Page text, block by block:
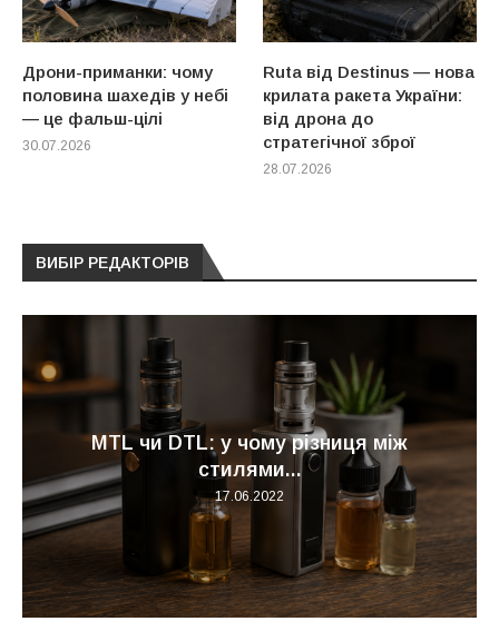
Дрони-приманки: чому
половина шахедів у небі
— це фальш-цілі
30.07.2026
Ruta від Destinus — нова
крилата ракета України:
від дрона до
стратегічної зброї
28.07.2026
ВИБІР РЕДАКТОРІВ
Склад повітря та його вплив на наше
життя
06.01.2026